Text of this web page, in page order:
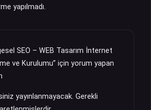
yapılmadı.
SEO – WEB Tasarım İnternet
ve Kurulumu” için yorum yapan
yayınlanmayacak. Gerekli